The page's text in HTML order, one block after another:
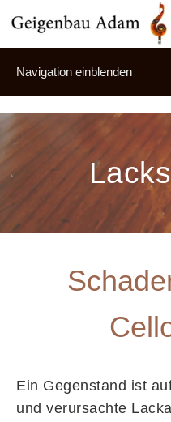
Navigation einblenden
Ein Gegenstand ist
und verursachte